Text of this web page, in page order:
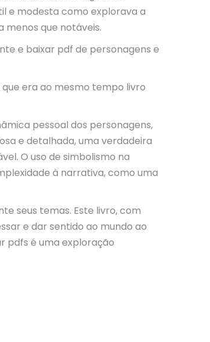
e modesta como explorava a
menos que notáveis.
e baixar pdf de personagens e
era ao mesmo tempo livro
pessoal dos personagens,
e detalhada, uma verdadeira
O uso de simbolismo na
à narrativa, como uma
seus temas. Este livro, com
e dar sentido ao mundo ao
pdfs é uma exploração